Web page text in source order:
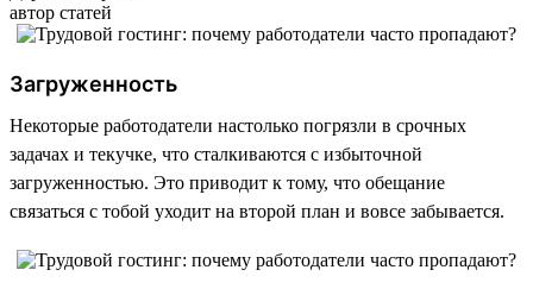
автор статей
Загруженность
Некоторые работодатели настолько погрязли в срочных
задачах и текучке, что сталкиваются с избыточной
загруженностью. Это приводит к тому, что обещание
связаться с тобой уходит на второй план и вовсе забывается.